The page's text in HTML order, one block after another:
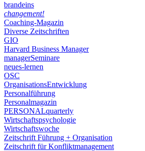
brandeins
changement!
Coaching-Magazin
Diverse Zeitschriften
GIO
Harvard Business Manager
managerSeminare
neues-lernen
OSC
OrganisationsEntwicklung
Personalführung
Personalmagazin
PERSONALquarterly
Wirtschaftspsychologie
Wirtschaftswoche
Zeitschrift Führung + Organisation
Zeitschrift für Konfliktmanagement